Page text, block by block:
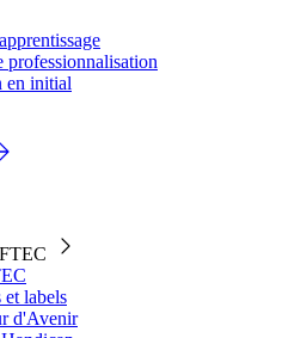
professionnalisation
en initial
labels
d'Avenir